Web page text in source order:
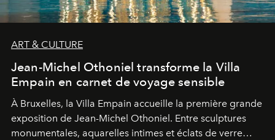
ART & CULTURE
Jean-Michel Othoniel transforme la Villa
Empain en carnet de voyage sensible
À Bruxelles, la Villa Empain accueille la première grande
exposition de Jean-Michel Othoniel. Entre sculptures
monumentales, aquarelles intimes et éclats de verre